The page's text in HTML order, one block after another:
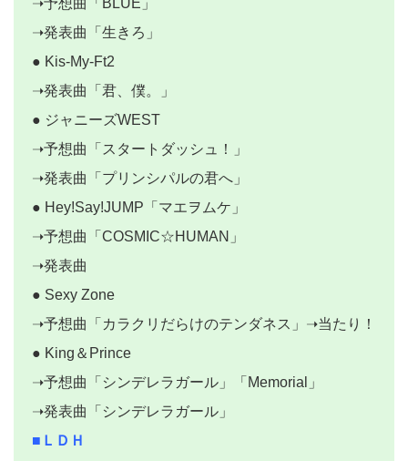
➝予想曲「BLUE」
➝発表曲「生きろ」
● Kis-My-Ft2
➝発表曲「君、僕。」
● ジャニーズWEST
➝予想曲「スタートダッシュ！」
➝発表曲「プリンシパルの君へ」
● Hey!Say!JUMP「マエヲムケ」
➝予想曲「COSMIC☆HUMAN」
➝発表曲
● Sexy Zone
➝予想曲「カラクリだらけのテンダネス」➝当たり！
● King＆Prince
➝予想曲「シンデレラガール」「Memorial」
➝発表曲「シンデレラガール」
■ＬＤＨ